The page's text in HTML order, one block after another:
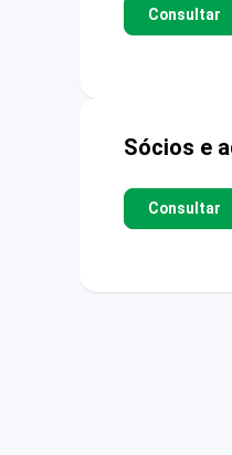
Consultar
Sócios e
Consultar